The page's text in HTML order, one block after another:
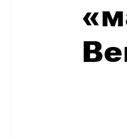
Транспорт